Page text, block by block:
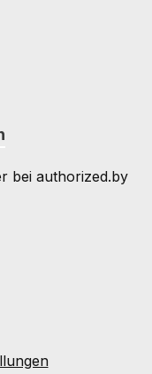
bei authorized.by